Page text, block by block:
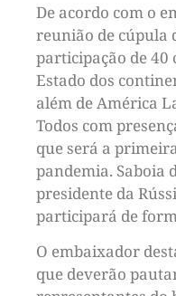
De acordo com o
reunião de cúpula
participação de 40
Estado dos
além de América
Todos com
que será a
pandemia. Saboia
presidente da
participará de
O embaixador
que deverão